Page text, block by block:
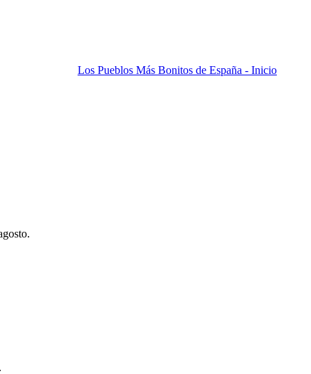
Los Pueblos Más Bonitos de España - Inicio